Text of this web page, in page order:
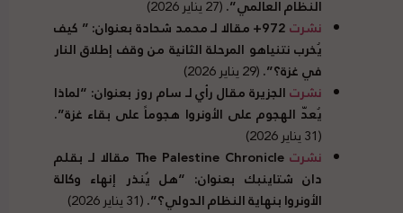
النظام العالمي”.(27 يناير 2026)
نشرت
972+ مقالا لـ محمد شحادة بعنوان: ” كيف
يُخرب نتنياهو المرحلة الثانية من وقف إطلاق النار
في غزة؟”.(29 يناير 2026)
نشرتالجزيرة مقال رأي لـ سام روز بعنوان: “لماذا
يُعدّ الهجوم على الأونروا هجوماً على بقاء غزة”.
(31 يناير 2026)
نشرت The Palestine Chronicle مقالا لـ بقلم
دان شتاينبك بعنوان: “هل يُنذر إنهاء وكالة
الأونروا بنهاية النظام الدولي؟”.(31 يناير 2026)